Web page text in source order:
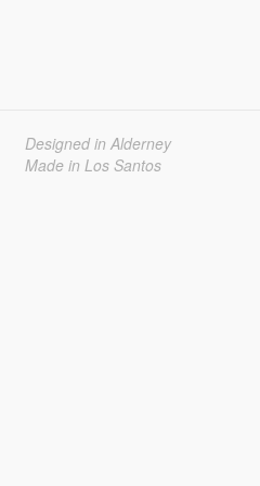
Designed in Alderney
Made in Los Santos